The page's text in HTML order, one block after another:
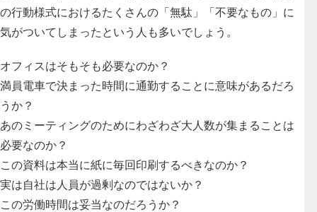
の行動様式におけるたくさんの「無駄」「不要なもの」に
気がついてしまった という人も多いでしょう。
オフィスはそもそも必要なのか？
満員電車で決まった時間に通勤することに意味があるだろ
うか？
あのミーティングのためにわざわざ大人数が集まることは
必要なのか？
この資料は本当に紙に毎回印刷するべきなのか？
実は自社は人員が過剰なのではないか？
この労働時間は妥当なのだろうか？